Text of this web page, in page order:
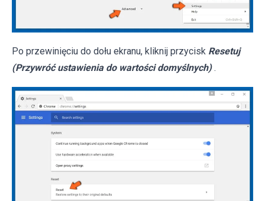
Po przewinięciu do dołu ekranu, kliknij przycisk Resetuj
(Przywróć ustawienia do wartości domyślnych) .